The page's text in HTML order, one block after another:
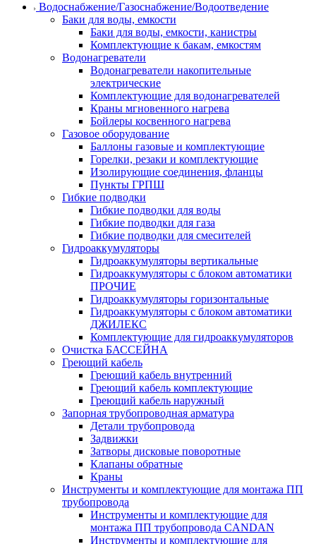
Водоснабжение/Газоснабжение/Водоотведение
Баки для воды, емкости
Баки для воды, емкости, канистры
Комплектующие к бакам, емкостям
Водонагреватели
Водонагреватели накопительные
электрические
Комплектующие для водонагревателей
Краны мгновенного нагрева
Бойлеры косвенного нагрева
Газовое оборудование
Баллоны газовые и комплектующие
Горелки, резаки и комплектующие
Изолирующие соединения, фланцы
Пункты ГРПШ
Гибкие подводки
Гибкие подводки для воды
Гибкие подводки для газа
Гибкие подводки для смесителей
Гидроаккумуляторы
Гидроаккумуляторы вертикальные
Гидроаккумуляторы с блоком автоматики
ПРОЧИЕ
Гидроаккумуляторы горизонтальные
Гидроаккумуляторы с блоком автоматики
ДЖИЛЕКС
Комплектующие для гидроаккумуляторов
Очистка БАССЕЙНА
Греющий кабель
Греющий кабель внутренний
Греющий кабель комплектующие
Греющий кабель наружный
Запорная трубопроводная арматура
Детали трубопровода
Задвижки
Затворы дисковые поворотные
Клапаны обратные
Краны
Инструменты и комплектующие для монтажа ПП
трубопровода
Инструменты и комплектующие для
монтажа ПП трубопровода CANDAN
Инструменты и комплектующие для